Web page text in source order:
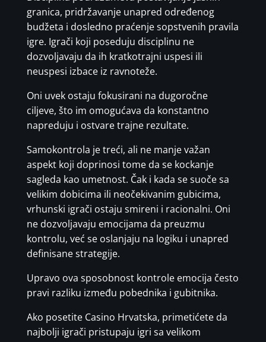
granica, pridržavanje unapred određenog
budžeta i dosledno praćenje sopstvenih pravila
igre. Igrači koji poseduju disciplinu ne
dozvoljavaju da ih kratkotrajni uspesi ili
neuspesi izbace iz ravnoteže.
Oni uvek ostaju fokusirani na dugoročne
ciljeve, što im omogućava da konstantno
napreduju i ostvare trajne rezultate.
Samokontrola je treći, ali ne manje važan
aspekt koji doprinosi tome da se kockanje
sagleda kao umetnost. Čak i kada se suoče sa
velikim dobicima ili neočekivanim gubicima,
vrhunski igrači ostaju smireni i racionalni. Oni
ne dozvoljavaju emocijama da preuzmu
kontrolu, već se oslanjaju na logiku i unapred
definisane strategije.
Upravo ova sposobnost kontrole emocija često
pravi razliku između pobednika i gubitnika.
Ako posetite Casino Hrvatska, primetićete da
najbolji igrači pristupaju igri sa velikom